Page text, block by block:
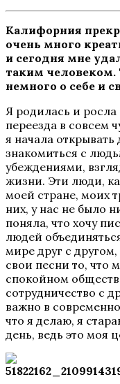
Калифорния
очень много
и сегодня мне
таким человеком.
немного о себе и
Я родилась и
переезда в совсем
я начала
знакомиться с
убеждениями,
жизни. Эти люди,
моей стране, моих
них, у нас не было
поняла, что хочу
людей
мире друг с
свои песни то,
спокойном
сотрудничество с
важно в
что я делаю, я
день, ведь это моя